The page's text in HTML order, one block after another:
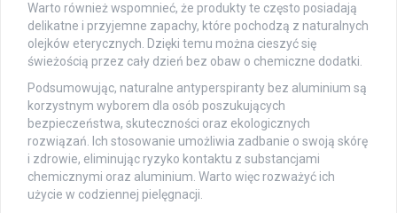
Warto również wspomnieć, że produkty te często posiadają
delikatne i przyjemne zapachy, które pochodzą z naturalnych
olejków eterycznych. Dzięki temu można cieszyć się
świeżością przez cały dzień bez obaw o chemiczne dodatki.
Podsumowując, naturalne antyperspiranty bez aluminium są
korzystnym wyborem dla osób poszukujących
bezpieczeństwa, skuteczności oraz ekologicznych
rozwiązań. Ich stosowanie umożliwia zadbanie o swoją skórę
i zdrowie, eliminując ryzyko kontaktu z substancjami
chemicznymi oraz aluminium. Warto więc rozważyć ich
użycie w codziennej pielęgnacji.